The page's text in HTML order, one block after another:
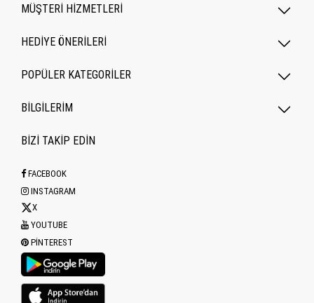
MÜŞTERİ HİZMETLERİ
HEDİYE ÖNERİLERİ
POPÜLER KATEGORILER
BİLGİLERİM
BİZİ TAKİP EDİN
FACEBOOK
INSTAGRAM
X
YOUTUBE
PINTEREST